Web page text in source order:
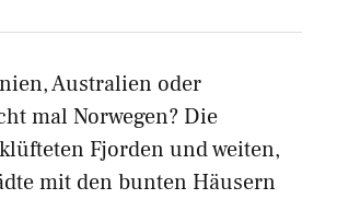
Australien oder
mal Norwegen? Die
Fjorden und weiten,
mit den bunten Häusern